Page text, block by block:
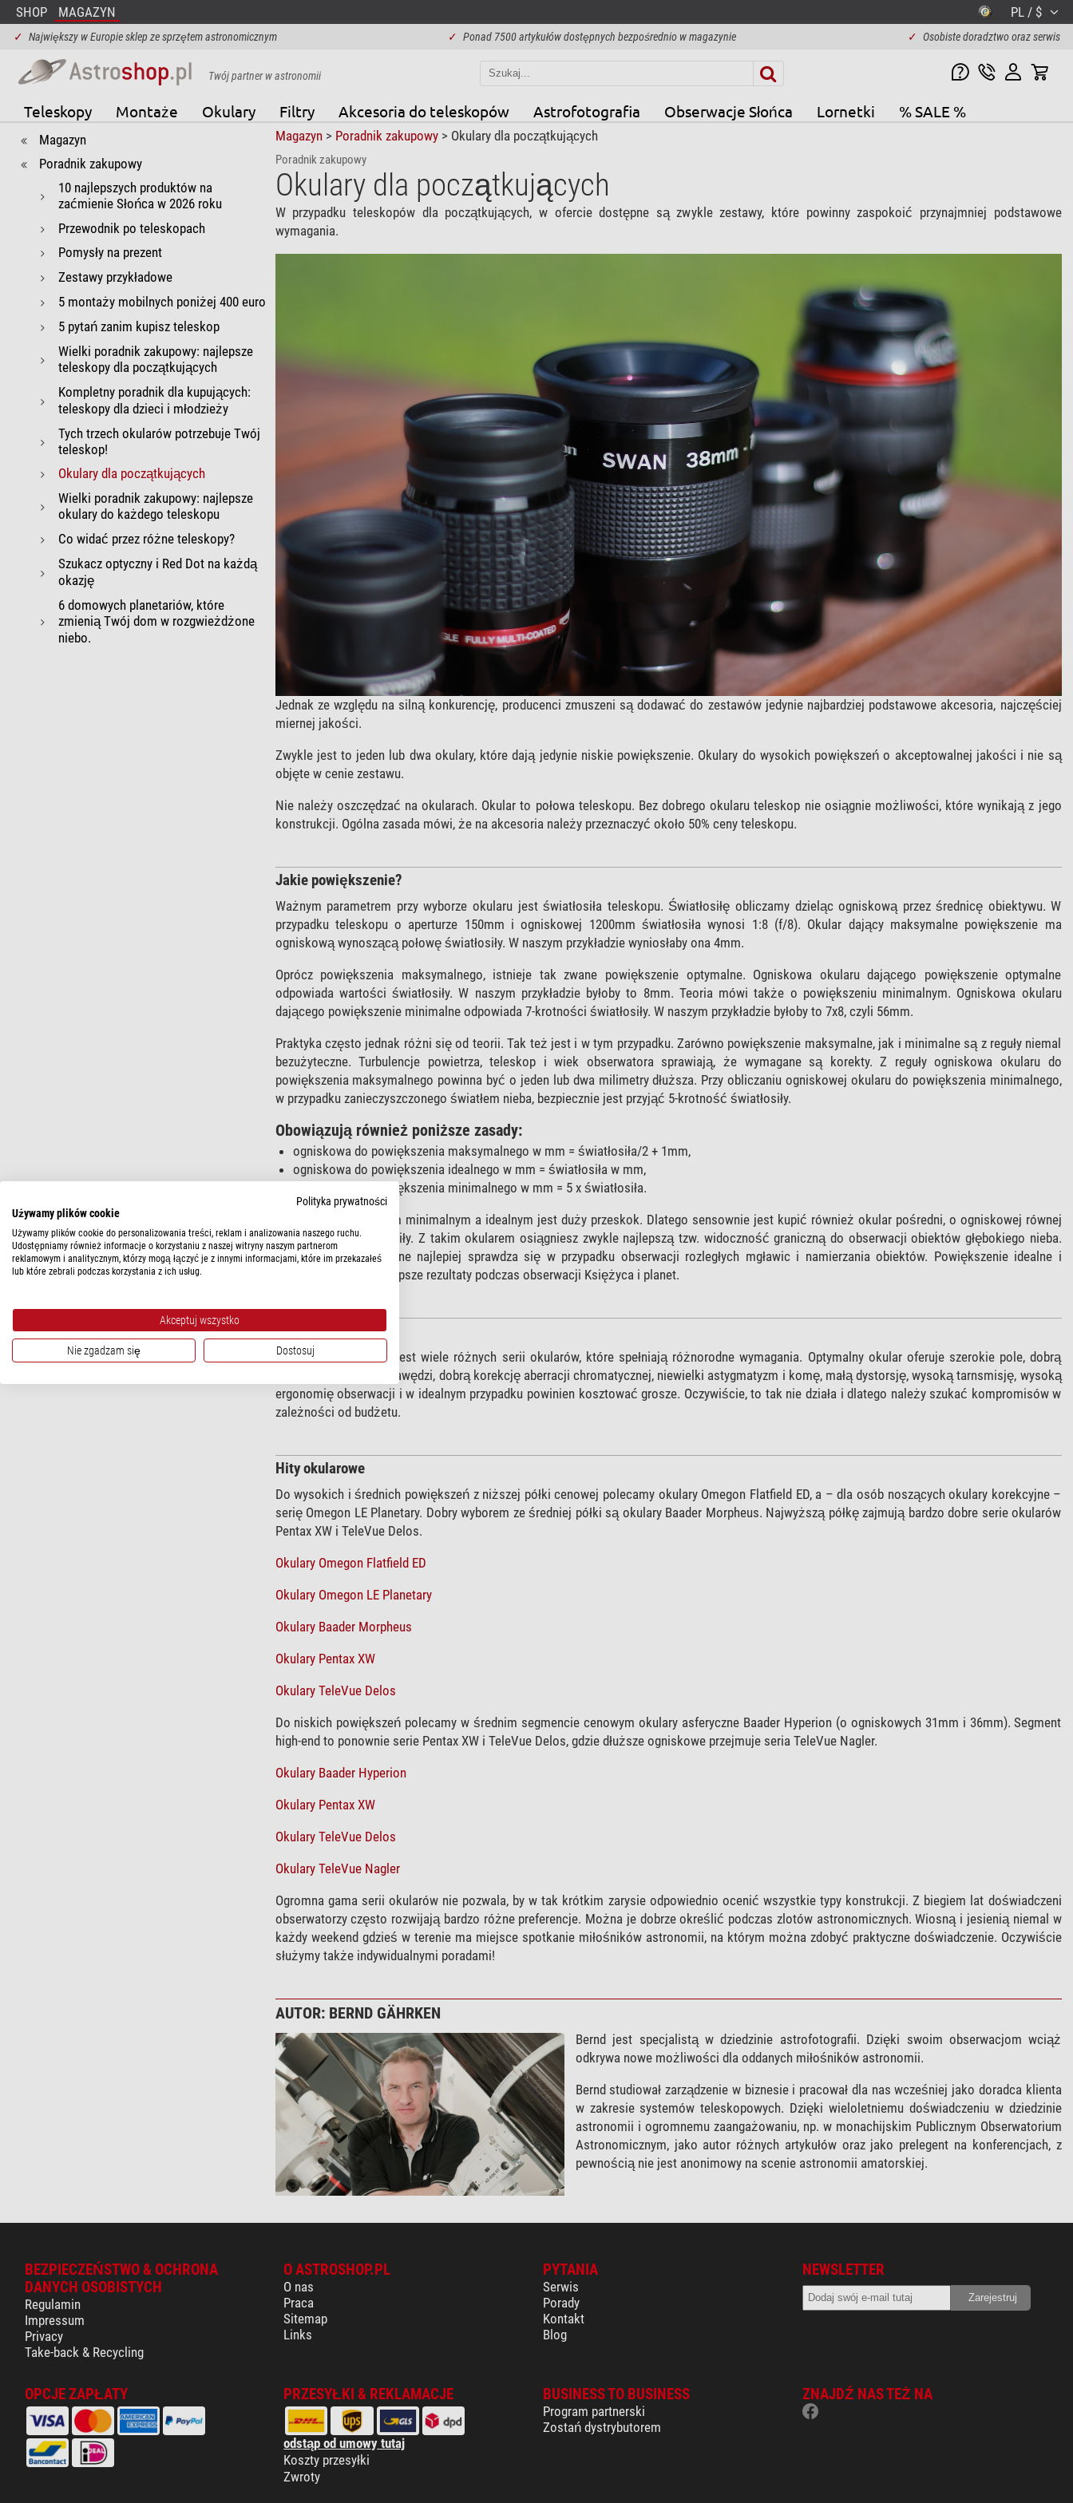
SHOP MAGAZYN PL / $
✓ Największy w Europie sklep ze sprzętem astronomicznym ✓ Ponad 7500 artykułów dostępnych bezpośrednio w magazynie ✓ Osobiste doradztwo oraz serwis
Twój partner w astronomii
Teleskopy Montaże Okulary Filtry Akcesoria do teleskopów Astrofotografia Obserwacje Słońca Lornetki % SALE %
Magazyn
Poradnik zakupowy
10 najlepszych produktów na
zaćmienie Słońca w 2026 roku
Przewodnik po teleskopach
Pomysły na prezent
Zestawy przykładowe
5 montaży mobilnych poniżej 400 euro
5 pytań zanim kupisz teleskop
Wielki poradnik zakupowy: najlepsze
teleskopy dla początkujących
Kompletny poradnik dla kupujących:
teleskopy dla dzieci i młodzieży
Tych trzech okularów potrzebuje Twój
teleskop!
Okulary dla początkujących
Wielki poradnik zakupowy: najlepsze
okulary do każdego teleskopu
Co widać przez różne teleskopy?
Szukacz optyczny i Red Dot na każdą
okazję
6 domowych planetariów, które
zmienią Twój dom w rozgwieżdżone
niebo.
Magazyn> Poradnik zakupowy> Okulary dla początkujących
Poradnik zakupowy
Okulary dla początkujących
W przypadku teleskopów dla początkujących, w ofercie dostępne są zwykle zestawy, które powinny zaspokoić przynajmniej podstawowe
wymagania.
Jednak ze względu na silną konkurencję, producenci zmuszeni są dodawać do zestawów jedynie najbardziej podstawowe akcesoria, najczęściej
miernej jakości.
Zwykle jest to jeden lub dwa okulary, które dają jedynie niskie powiększenie. Okulary do wysokich powiększeń o akceptowalnej jakości i nie są
objęte w cenie zestawu.
Nie należy oszczędzać na okularach. Okular to połowa teleskopu. Bez dobrego okularu teleskop nie osiągnie możliwości, które wynikają z jego
konstrukcji. Ogólna zasada mówi, że na akcesoria należy przeznaczyć około 50% ceny teleskopu.
Jakie powiększenie?
Ważnym parametrem przy wyborze okularu jest światłosiła teleskopu. Światłosiłę obliczamy dzieląc ogniskową przez średnicę obiektywu. W
przypadku teleskopu o aperturze 150mm i ogniskowej 1200mm światłosiła wynosi 1:8 (f/8). Okular dający maksymalne powiększenie ma
ogniskową wynoszącą połowę światłosiły. W naszym przykładzie wyniosłaby ona 4mm.
Oprócz powiększenia maksymalnego, istnieje tak zwane powiększenie optymalne. Ogniskowa okularu dającego powiększenie optymalne
odpowiada wartości światłosiły. W naszym przykładzie byłoby to 8mm. Teoria mówi także o powiększeniu minimalnym. Ogniskowa okularu
dającego powiększenie minimalne odpowiada 7-krotności światłosiły. W naszym przykładzie byłoby to 7x8, czyli 56mm.
Praktyka często jednak różni się od teorii. Tak też jest i w tym przypadku. Zarówno powiększenie maksymalne, jak i minimalne są z reguły niemal
bezużyteczne. Turbulencje powietrza, teleskop i wiek obserwatora sprawiają, że wymagane są korekty. Z reguły ogniskowa okularu do
powiększenia maksymalnego powinna być o jeden lub dwa milimetry dłuższa. Przy obliczaniu ogniskowej okularu do powiększenia minimalnego,
w przypadku zanieczyszczonego światłem nieba, bezpiecznie jest przyjąć 5-krotność światłosiły.
Obowiązują również poniższe zasady:
ogniskowa do powiększenia maksymalnego w mm = światłosiła/2 + 1mm,
ogniskowa do powiększenia idealnego w mm = światłosiła w mm,
ogniskowa do powiększenia minimalnego w mm = 5 x światłosiła.
Między powiększeniem minimalnym a idealnym jest duży przeskok. Dlatego sensownie jest kupić również okular pośredni, o ogniskowej równej
dwukrotności światłosiły. Z takim okularem osiągniesz zwykle najlepszą tzw. widoczność graniczną do obserwacji obiektów głębokiego nieba.
Powiększenie minimalne najlepiej sprawdza się w przypadku obserwacji rozległych mgławic i namierzania obiektów. Powiększenie idealne i
maksymalne dają najlepsze rezultaty podczas obserwacji Księżyca i planet.
Najlepszy okular
Na rynku dostępnych jest wiele różnych serii okularów, które spełniają różnorodne wymagania. Optymalny okular oferuje szerokie pole, dobrą
ostrość w osi i przy krawędzi, dobrą korekcję aberracji chromatycznej, niewielki astygmatyzm i komę, małą dystorsję, wysoką tarnsmisję, wysoką
ergonomię obserwacji i w idealnym przypadku powinien kosztować grosze. Oczywiście, to tak nie działa i dlatego należy szukać kompromisów w
zależności od budżetu.
Hity okularowe
Do wysokich i średnich powiększeń z niższej półki cenowej polecamy okulary Omegon Flatfield ED, a – dla osób noszących okulary korekcyjne –
serię Omegon LE Planetary. Dobry wyborem ze średniej półki są okulary Baader Morpheus. Najwyższą półkę zajmują bardzo dobre serie okularów
Pentax XW i TeleVue Delos.
Okulary Omegon Flatfield ED
Okulary Omegon LE Planetary
Okulary Baader Morpheus
Okulary Pentax XW
Okulary TeleVue Delos
Do niskich powiększeń polecamy w średnim segmencie cenowym okulary asferyczne Baader Hyperion (o ogniskowych 31mm i 36mm). Segment
high-end to ponownie serie Pentax XW i TeleVue Delos, gdzie dłuższe ogniskowe przejmuje seria TeleVue Nagler.
Okulary Baader Hyperion
Okulary Pentax XW
Okulary TeleVue Delos
Okulary TeleVue Nagler
Ogromna gama serii okularów nie pozwala, by w tak krótkim zarysie odpowiednio ocenić wszystkie typy konstrukcji. Z biegiem lat doświadczeni
obserwatorzy często rozwijają bardzo różne preferencje. Można je dobrze określić podczas zlotów astronomicznych. Wiosną i jesienią niemal w
każdy weekend gdzieś w terenie ma miejsce spotkanie miłośników astronomii, na którym można zdobyć praktyczne doświadczenie. Oczywiście
służymy także indywidualnymi poradami!
AUTOR: BERND GÄHRKEN
Bernd jest specjalistą w dziedzinie astrofotografii. Dzięki swoim obserwacjom wciąż
odkrywa nowe możliwości dla oddanych miłośników astronomii.
Bernd studiował zarządzenie w biznesie i pracował dla nas wcześniej jako doradca klienta
w zakresie systemów teleskopowych. Dzięki wieloletniemu doświadczeniu w dziedzinie
astronomii i ogromnemu zaangażowaniu, np. w monachijskim Publicznym Obserwatorium
Astronomicznym, jako autor różnych artykułów oraz jako prelegent na konferencjach, z
pewnością nie jest anonimowy na scenie astronomii amatorskiej.
BEZPIECZEŃSTWO & OCHRONA
DANYCH OSOBISTYCH
Regulamin
Impressum
Privacy
Take-back & Recycling
O ASTROSHOP.PL
O nas
Praca
Sitemap
Links
PYTANIA
Serwis
Porady
Kontakt
Blog
NEWSLETTER
OPCJE ZAPŁATY PRZESYŁKI & REKLAMACJE
odstąp od umowy tutaj
Koszty przesyłki
Zwroty
BUSINESS TO BUSINESS
Program partnerski
Zostań dystrybutorem
ZNAJDŹ NAS TEŻ NA
Polityka prywatności
Używamy plików cookie
Używamy plików cookie do personalizowania treści, reklam i analizowania naszego ruchu.
Udostępniamy również informacje o korzystaniu z naszej witryny naszym partnerom
reklamowym i analitycznym, którzy mogą łączyć je z innymi informacjami, które im przekazałeś
lub które zebrali podczas korzystania z ich usług.
Akceptuj wszystko
Nie zgadzam się Dostosuj